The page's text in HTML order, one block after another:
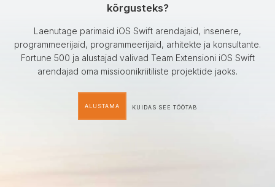
kõrgusteks?
Laenutage parimaid iOS Swift arendajaid, insenere,
programmeerijaid, programmeerijaid, arhitekte ja konsultante.
Fortune 500 ja alustajad valivad Team Extensioni iOS Swift
arendajad oma missioonikriitiliste projektide jaoks.
ALUSTAMA KUIDAS SEE TÖÖTAB